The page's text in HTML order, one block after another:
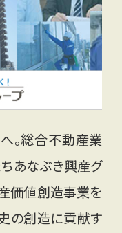
。総合不動産業
あなぶき興産グ
価値創造事業を
の創造に貢献す